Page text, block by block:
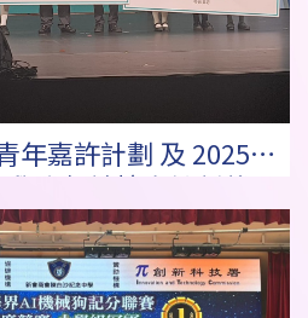
年嘉許計劃 及 2025
生領袖培育計劃獎項